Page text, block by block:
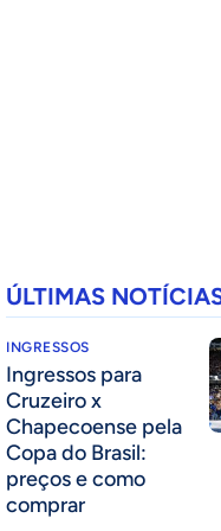
ÚLTIMAS
INGRESSOS
Ingressos para
Cruzeiro x
Chapecoense pela
Copa do Brasil:
preços e como
comprar